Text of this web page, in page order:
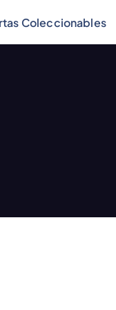
Coleccionables